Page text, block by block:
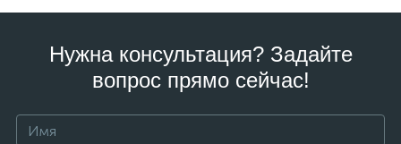
Нужна консультация? Задайте
вопрос прямо сейчас!